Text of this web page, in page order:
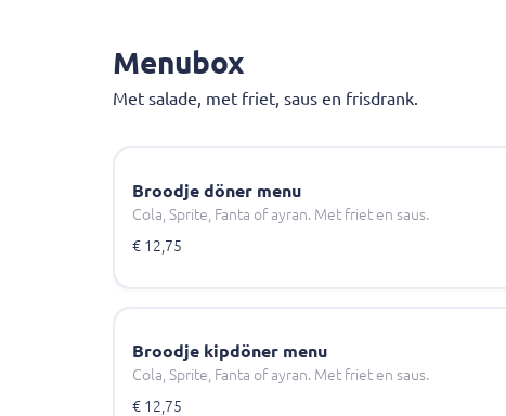
Menubox
Met salade, met friet, saus en frisdrank.
Broodje döner menu
Cola, Sprite, Fanta of ayran. Met friet en saus.
€ 12,75
Broodje kipdöner menu
Cola, Sprite, Fanta of ayran. Met friet en saus.
€ 12,75